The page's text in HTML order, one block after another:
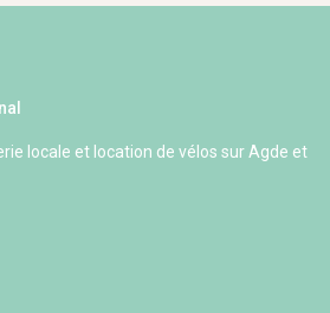
locale et location de vélos sur Agde et